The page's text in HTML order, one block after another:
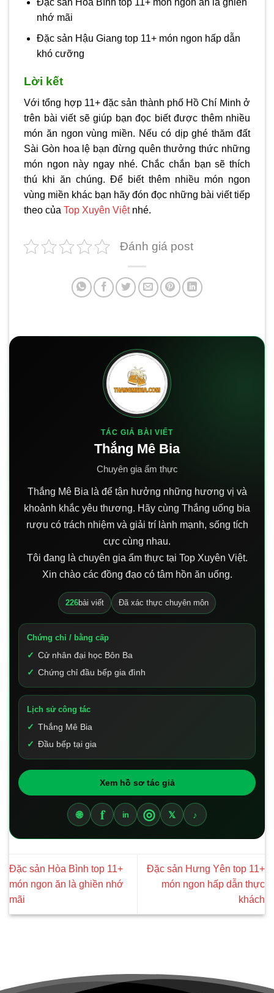
nhớ mãi
Đặc sản Hậu Giang top 11+ món ngon hấp dẫn
khó cưỡng
Lời kết
Với tổng hợp 11+ đặc sản thành phố Hồ Chí Minh ở
trên bài viết sẽ giúp bạn đọc biết được thêm nhiều
món ăn ngon vùng miền. Nếu có dịp ghé thăm đất
Sài Gòn hoa lệ bạn đừng quên thưởng thức những
món ngon này ngay nhé. Chắc chắn bạn sẽ thích
thú khi ăn chúng. Để biết thêm nhiều món ngon
vùng miền khác bạn hãy đón đọc những bài viết tiếp
theo của Top Xuyên Việtnhé.
Đánh giá post
TÁC GIẢ BÀI VIẾT
Thắng Mê Bia
Chuyên gia ẩm thực
Thắng Mê Bia là để tận hưởng những hương vị và
khoảnh khắc yêu thương. Hãy cùng Thắng uống bia
rượu có trách nhiệm và giải trí lành mạnh, sống tích
cực cùng nhau.
Tôi đang là chuyên gia ẩm thực tại Top Xuyên Việt.
Xin chào các đồng đạo có tâm hồn ăn uống.
226bài viết Đã xác thực chuyên môn
Chứng chỉ / bằng cấp
Cử nhân đại học Bôn Ba
Chứng chỉ đầu bếp gia đình
Lịch sử công tác
Thắng Mê Bia
Đầu bếp tại gia
Xem hồ sơ tác giả
🌐 f in ◎ 𝕏 ♪
Đặc sản Hòa Bình top 11+
món ngon ăn là ghiền nhớ
mãi
Đặc sản Hưng Yên top 11+
món ngon hấp dẫn thực
khách